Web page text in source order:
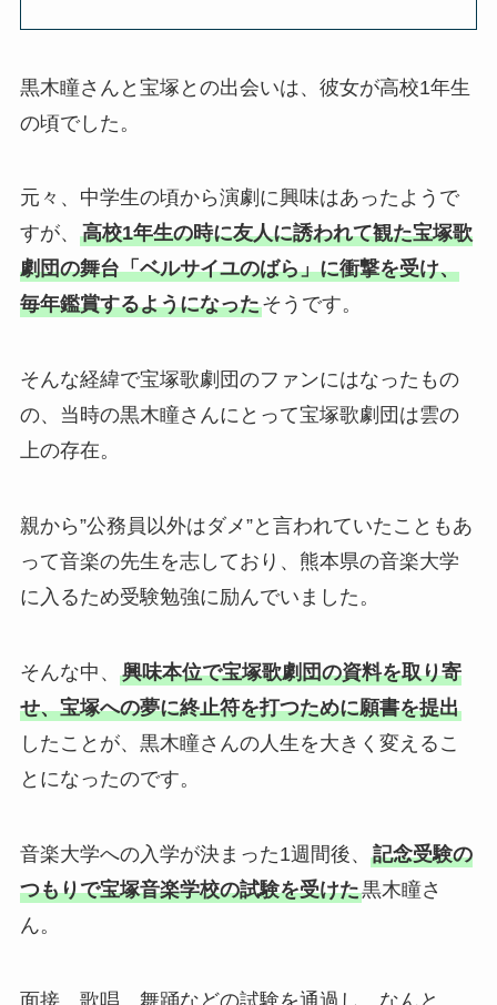
黒木瞳さんと宝塚との出会いは、彼女が高校1年生
の頃でした。
元々、中学生の頃から演劇に興味はあったようで
すが、 高校1年生の時に友人に誘われて観た宝塚歌
劇団の舞台「ベルサイユのばら」に衝撃を受け、
毎年鑑賞するようになったそうです。
そんな経緯で宝塚歌劇団のファンにはなったもの
の、当時の黒木瞳さんにとって宝塚歌劇団は雲の
上の存在。
親から”公務員以外はダメ”と言われていたこともあ
って音楽の先生を志しており、熊本県の音楽大学
に入るため受験勉強に励んでいました。
そんな中、 興味本位で宝塚歌劇団の資料を取り寄
せ、宝塚への夢に終止符を打つために願書を提出
したことが、黒木瞳さんの人生を大きく変えるこ
とになったのです。
音楽大学への入学が決まった1週間後、 記念受験の
つもりで宝塚音楽学校の試験を受けた黒木瞳さ
ん。
面接、歌唱、舞踊などの試験を通過し、なんと